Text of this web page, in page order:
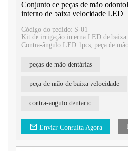
Conjunto de peças de mão
interno de baixa velocidade LED
Código do pedido: S-01
Kit de irrigação interna LED de
Contra-ângulo LED 1pcs, peça de
Contra-ângulo LED, gerador E,
de botão.
escolha.
diferentes necessidades dos clientes.
peças de mão dentárias
peça de mão de baixa velocidade
contra-ângulo dentário
Enviar Consulta Agora